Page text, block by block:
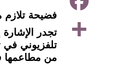
Share
فضيحة تلازم
تجدر
تلفزيوني في
من مطاعمها